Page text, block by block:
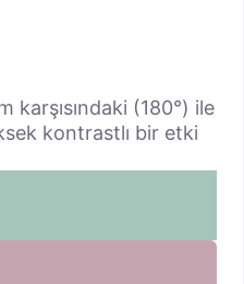
karşısındaki (180°) ile
kontrastlı bir etki